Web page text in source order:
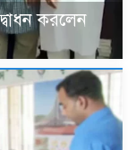
করলেন